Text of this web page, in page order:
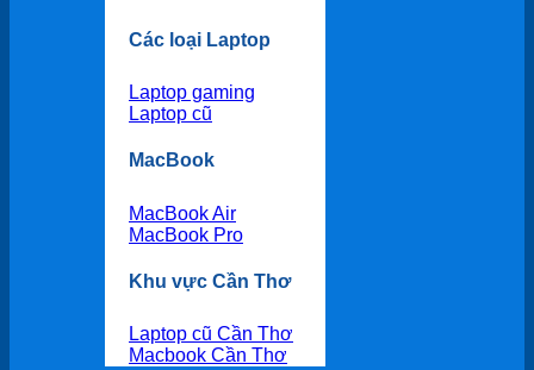
Các loại Laptop
Laptop gaming
Laptop cũ
MacBook
MacBook Air
MacBook Pro
Khu vực Cần Thơ
Laptop cũ Cần Thơ
Macbook Cần Thơ